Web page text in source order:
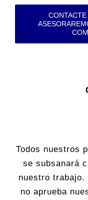
Todos nuestros
se subsanará
nuestro trabajo.
no aprueba